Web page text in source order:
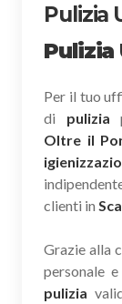
Pulizia
Pulizia
Per il tuo
di pulizia
Oltre il
clienti in
Grazie alla
personale
pulizia